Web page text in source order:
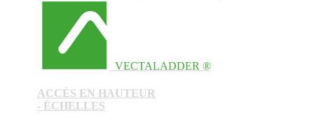
VECTALADDER ®
ACCÈS EN HAUTEUR
- ÉCHELLES